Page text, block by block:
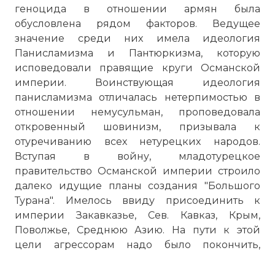
геноцида в отношении армян была
обусловлена рядом факторов. Ведущее
значение среди них имела идеология
Панисламизма и Пантюркизма, которую
исповедовали правящие круги Османской
империи. Воинствующая идеология
панисламизма отличалась нетерпимостью в
отношении немусульман, проповедовала
откровенный шовинизм, призывала к
отуречиванию всех нетурецких народов.
Вступая в войну, младотурецкое
правительство Османской империи строило
далеко идущие планы создания "Большого
Турана". Имелось ввиду присоединить к
империи Закавказье, Сев. Кавказ, Крым,
Поволжье, Среднюю Азию. На пути к этой
цели агрессорам надо было покончить,